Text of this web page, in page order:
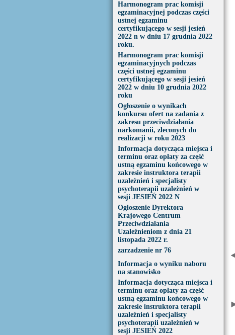
Harmonogram prac komisji
egzaminacyjnej podczas części
ustnej egzaminu
certyfikującego w sesji jesień
2022 n w dniu 17 grudnia 2022
roku.
Harmonogram prac komisji
egzaminacyjnych podczas
części ustnej egzaminu
certyfikującego w sesji jesień
2022 w dniu 10 grudnia 2022
roku
Ogłoszenie o wynikach
konkursu ofert na zadania z
zakresu przeciwdziałania
narkomanii, zleconych do
realizacji w roku 2023
Informacja dotycząca miejsca i
terminu oraz opłaty za część
ustną egzaminu końcowego w
zakresie instruktora terapii
uzależnień i specjalisty
psychoterapii uzależnień w
sesji JESIEŃ 2022 N
Ogłoszenie Dyrektora
Krajowego Centrum
Przeciwdziałania
Uzależnieniom z dnia 21
listopada 2022 r.
zarzadzenie nr 76
Informacja o wyniku naboru
na stanowisko
Informacja dotycząca miejsca i
terminu oraz opłaty za część
ustną egzaminu końcowego w
zakresie instruktora terapii
uzależnień i specjalisty
psychoterapii uzależnień w
sesji JESIEŃ 2022